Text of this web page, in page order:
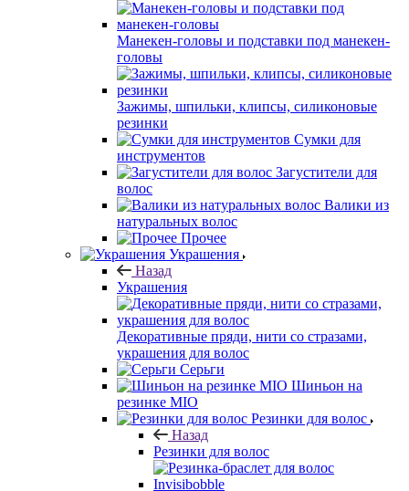
Манекен-головы и подставки под манекен-
головы
Зажимы, шпильки, клипсы, силиконовые
резинки
Сумки для
инструментов
Загустители для
волос
Валики из
натуральных волос
Прочее
Украшения
Назад
Украшения
Декоративные пряди, нити со стразами,
украшения для волос
Серьги
Шиньон на
резинке MIO
Резинки для волос
Назад
Резинки для волос